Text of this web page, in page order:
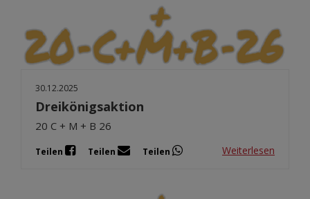
30.12.2025
Dreikönigsaktion
20 C + M + B 26
Teilen Teilen Teilen Weiterlesen